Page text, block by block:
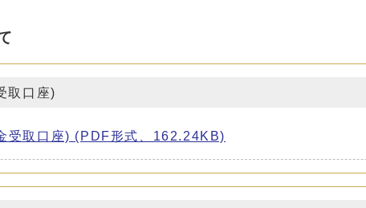
取口座)
受取口座) (PDF形式、162.24KB)